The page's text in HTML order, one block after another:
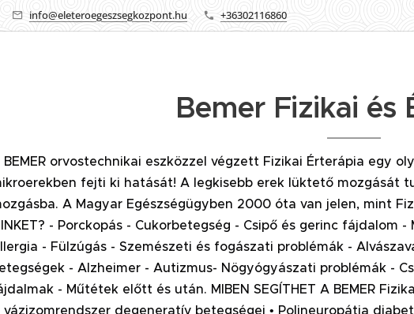
info@eleteroegeszsegkozpont.hu +36302116860
Bemer Fizikai és
BEMER orvostechnikai eszközzel végzett Fizikai Érterápia egy
fejti ki hatását! A legkisebb erek lüktető mozgását
A Magyar Egészségügyben 2000 óta van jelen, mint
- Porckopás - Cukorbetegség - Csipő és gerinc fájdalom
- Fülzúgás - Szemészeti és fogászati problémák -
- Alzheimer - Autizmus- Nögyógyászati problémák -
- Műtétek előtt és után. MIBEN SEGÍTHET A BEMER
vázizomrendszer degeneratív betegségei • Polineuropátia